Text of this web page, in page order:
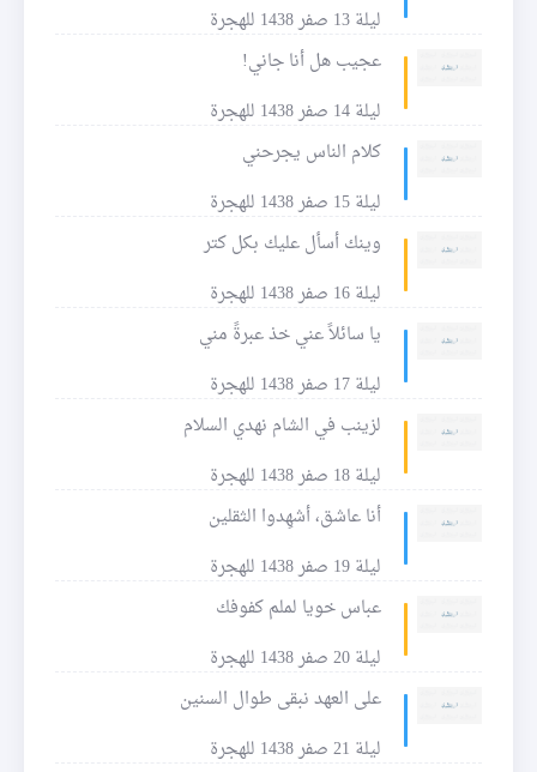
ليلة 13 صفر 1438 للهجرة
عجيب هل أنا جاني!
ليلة 14 صفر 1438 للهجرة
كلام الناس يجرحني
ليلة 15 صفر 1438 للهجرة
وينك أسأل عليك بكل كتر
ليلة 16 صفر 1438 للهجرة
يا سائلاً عني خذ عبرةً مني
ليلة 17 صفر 1438 للهجرة
لزينب في الشام نهدي السلام
ليلة 18 صفر 1438 للهجرة
أنا عاشق، أشهِدوا الثقلين
ليلة 19 صفر 1438 للهجرة
عباس خويا لملم كفوفك
ليلة 20 صفر 1438 للهجرة
على العهد نبقى طوال السنين
ليلة 21 صفر 1438 للهجرة